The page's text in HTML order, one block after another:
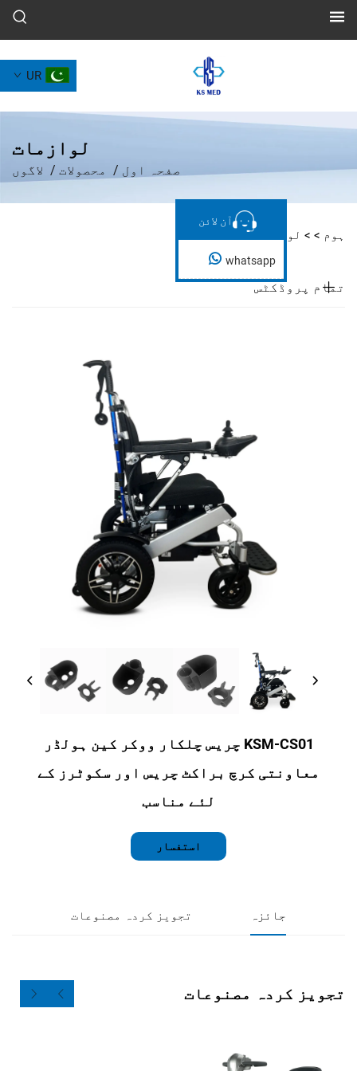
لوازمات
صفحہ اول /محصولات /لاگوں
KSM-CS01 چریس چلکار ووکر کین ہولڈر
کرچ براکٹ چریس اور سکوٹرز کے
لئے مناسب
تجویز کردہ مصنوعات
مصنوعات